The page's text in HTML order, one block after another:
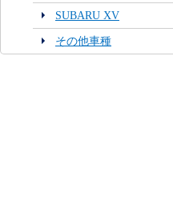
SUBARU XV
その他車種